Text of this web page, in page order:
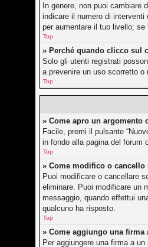
In genere, non puoi
indicare il numero di
per aumentare il tuo livello;
Top
» Perché quando clicco sul
Solo gli utenti registrati
a prevenire un uso scorretto
Top
» Come apro un
Facile, premi il pulsante
in fondo alla pagina del forum
Top
» Come modifico o cancello
Puoi modificare o cancellare
eliminare. Puoi modificare un
messaggio, quando effettui
qualcuno ha risposto.
Top
» Come aggiungo una
Per aggiungere una firma a